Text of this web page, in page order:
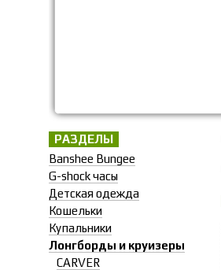
РАЗДЕЛЫ
Banshee Bungee
G-shock часы
Детская одежда
Кошельки
Купальники
Лонгборды и круизеры
CARVER